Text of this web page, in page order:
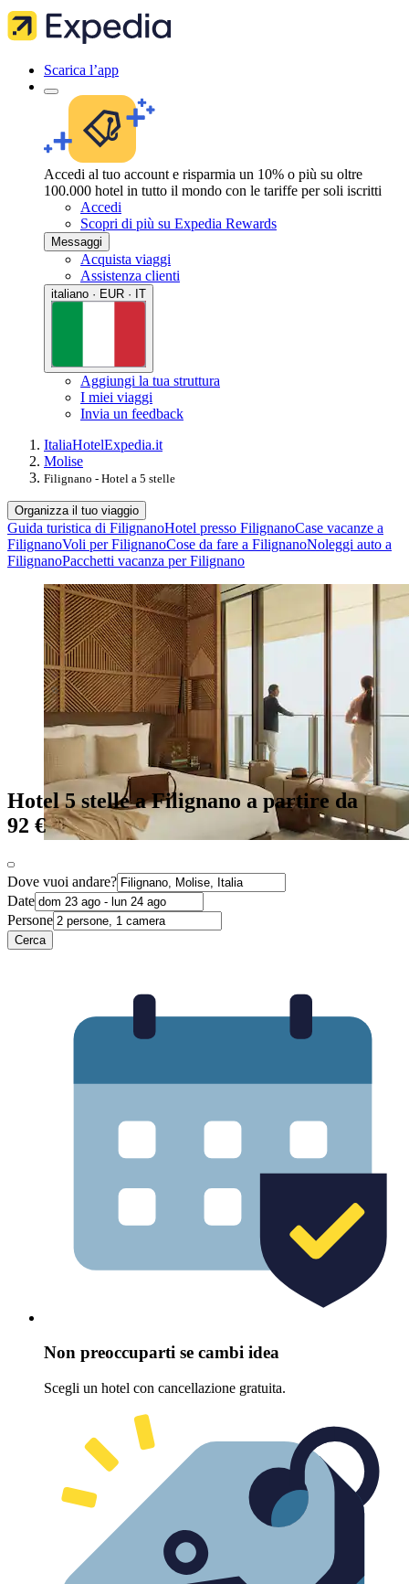
Scarica l’app
Accedi al tuo account e risparmia un 10% o più su oltre
100.000 hotel in tutto il mondo con le tariffe per soli iscritti
Accedi
Scopri di più su Expedia Rewards
Messaggi
Acquista viaggi
Assistenza clienti
italiano · EUR · IT
Aggiungi la tua struttura
I miei viaggi
Invia un feedback
ItaliaHotelExpedia.it
Molise
Filignano - Hotel a 5 stelle
Organizza il tuo viaggio
Guida turistica di FilignanoHotel presso FilignanoCase vacanze a
FilignanoVoli per FilignanoCose da fare a FilignanoNoleggi auto a
FilignanoPacchetti vacanza per Filignano
Hotel 5 stelle a Filignano a partire da
92 €
Dove vuoi andare?
Date
Persone
Cerca
Non preoccuparti se cambi idea
Scegli un hotel con cancellazione gratuita.